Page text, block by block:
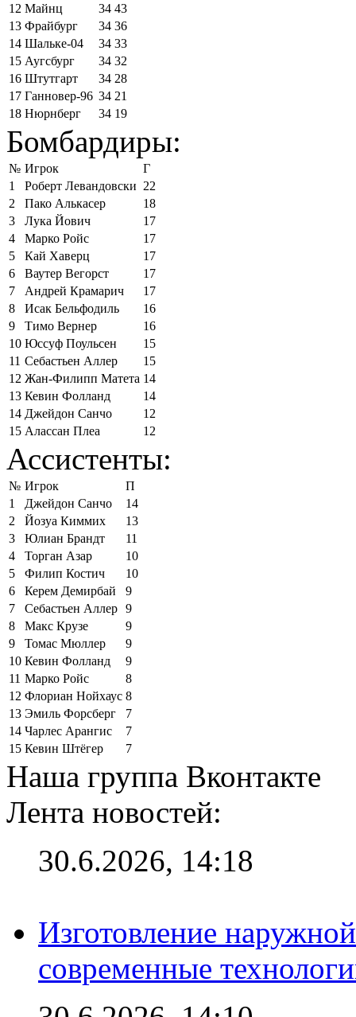
12 Майнц 34 43
13 Фрайбург 34 36
14 Шальке-04 34 33
15 Аугсбург 34 32
16 Штутгарт 34 28
17 Ганновер-96 34 21
18 Нюрнберг 34 19
Бомбардиры:
№ Игрок
Г
1
Роберт Левандовски 22
2
Пако Алькасер
18
3
Лука Йович
17
4
Марко Ройс
17
5
Кай Хаверц
17
6
Ваутер Вегорст
17
7
Андрей Крамарич
17
8
Исак Бельфодиль
16
9
Тимо Вернер
16
10 Юссуф Поульсен
15
11 Себастьен Аллер
15
12 Жан-Филипп Матета 14
13 Кевин Фолланд
14
14 Джейдон Санчо
12
15 Алассан Плеа 12
Ассистенты:
№ Игрок
П
1
Джейдон Санчо
14
2
Йозуа Киммих
13
3
Юлиан Брандт
11
4
Торган Азар
10
5
Филип Костич
10
6
Керем Демирбай
9
7
Себастьен Аллер 9
8
Макс Крузе
9
9
Томас Мюллер
9
10 Кевин Фолланд
9
11 Марко Ройс
8
12 Флориан Нойхаус 8
13 Эмиль Форсберг
7
14 Чарлес Арангис
7
15 Кевин Штёгер 7
Наша группа Вконтакте
Лента новостей:
30.6.2026, 14:18
Изготовление
современные